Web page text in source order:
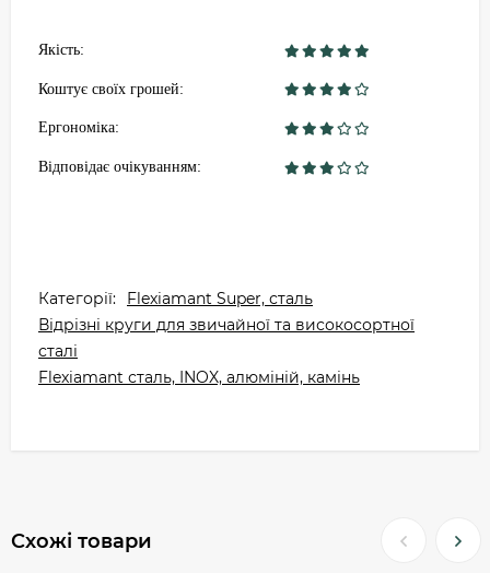
Якість:
Коштує своїх грошей:
Ергономіка:
Відповідає очікуванням:
Категорії:
Flexiamant Super, сталь
Відрізні круги для звичайної та високосортної
сталі
Flexiamant сталь, INOX, алюміній, камінь
Схожі товари